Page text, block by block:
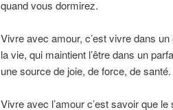
quand vous dormirez.
Vivre avec amour, c’est vivre dans
la vie, qui maintient l’être dans un
une source de joie, de force, de santé.
Vivre avec l’amour c’est savoir que